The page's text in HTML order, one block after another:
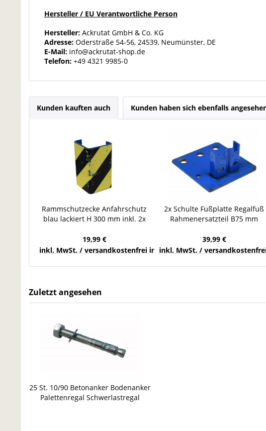
Hersteller / EU Verantwortliche Person
Hersteller: Ackrutat GmbH & Co. KG
Adresse: Oderstraße 54-56, 24539, Neumünster, DE
E-Mail: info@ackrutat-shop.de
Telefon: +49 4321 9985-0
Kunden kauften auch Kunden haben sich ebenfalls
Rammschutzecke Anfahrschutz
blau lackiert H 300 mm inkl. 2x
19,99 €
inkl. MwSt. / versandkostenfrei innerhalb Deutschlands
2x Schulte Fußplatte Regalfuß
Rahmenersatzteil B75 mm
39,99 €
inkl. MwSt. /
Zuletzt angesehen
25 St. 10/90 Betonanker Bodenanker
Palettenregal Schwerlastregal